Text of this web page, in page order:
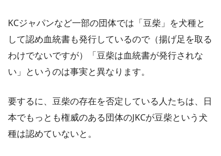
KCジャパンなど一部の団体では「豆柴」を犬種と
して認め血統書も発行しているので（揚げ足を取る
わけでないですが）「豆柴は血統書が発行されな
い」というのは事実と異なります。
要するに、豆柴の存在を否定している人たちは、日
本でもっとも権威のある団体のJKCが豆柴という犬
種は認めていないと。